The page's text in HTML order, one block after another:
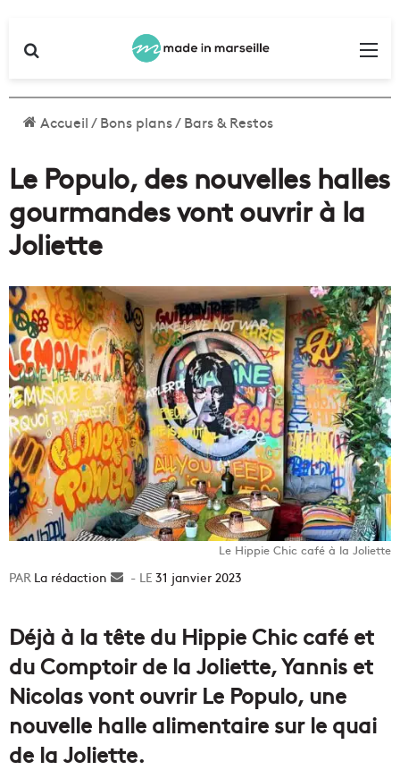
Accueil/Bons plans/Bars & Restos
Le Populo, des nouvelles halles
gourmandes vont ouvrir à la
Joliette
Le Hippie Chic café à la Joliette
La rédaction
Envoyer31 janvier 2023
Déjà à la tête du Hippie Chic café et
du Comptoir de la Joliette, Yannis et
Nicolas vont ouvrir Le Populo, une
nouvelle halle alimentaire sur le quai
de la Joliette.